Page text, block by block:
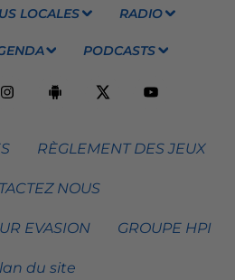
LOCALES RADIO
PODCASTS
RÈGLEMENT DES JEUX
NOUS
EVASION GROUPE HPI
du site